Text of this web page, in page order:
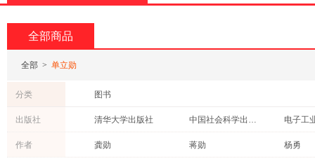
全部商品
全部 > 单立勋
分类 图书
出版社 清华大学出版社 中国社会科学出版社
电子工
北京燕山出版社
高等教
作者 龚勋 蒋勋
杨勇
页
加